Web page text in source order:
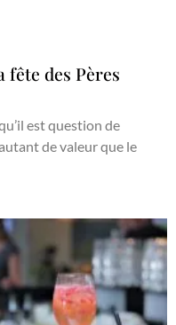
fête des Pères
est question de
de valeur que le